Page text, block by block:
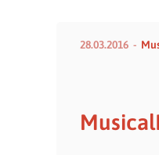
28.03.2016